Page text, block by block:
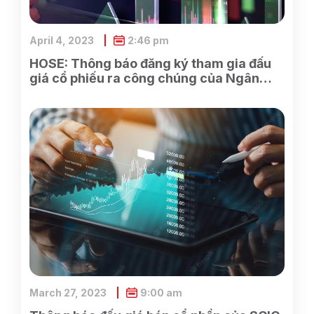
HOSE: Thông báo đăng ký tham gia đấu
giá cổ phiếu ra công chúng của Ngân
April 4, 2023 2:46 pm
March 27, 2023 9:00 am